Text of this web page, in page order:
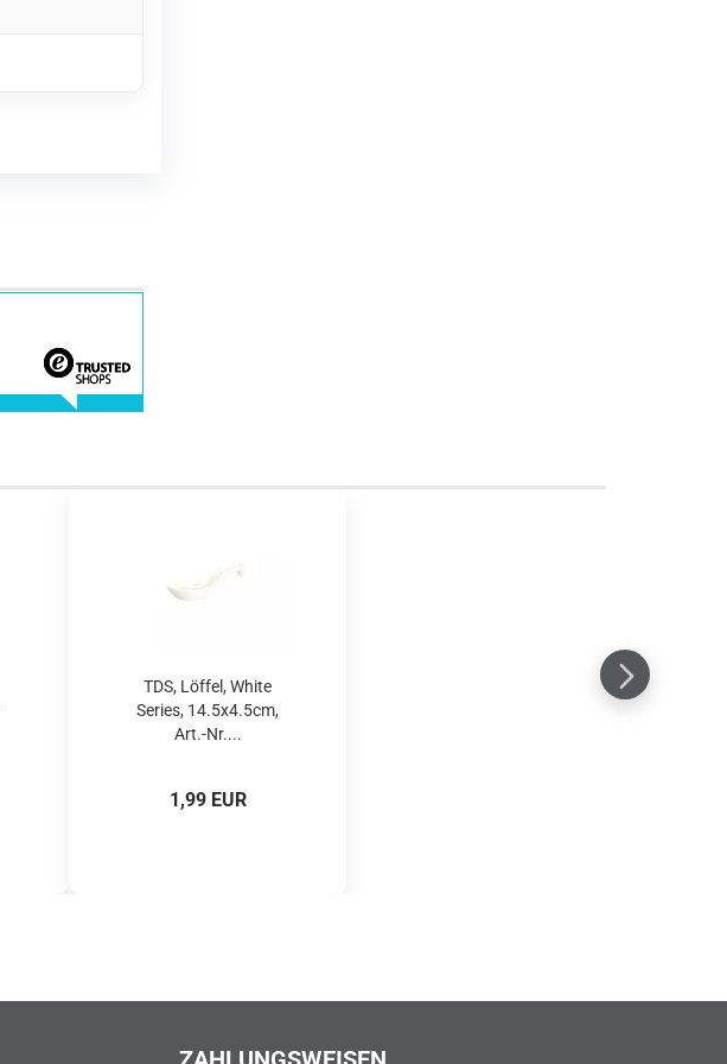
TDS, Löffel, White
Series, 14.5x4.5cm,
Art.-Nr....
1,99 EUR